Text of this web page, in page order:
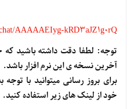
AAAAAEIyg-kRD3aJZ1g0rQ
توجه: لطفا دقت داشته باشید که
آخرین نسخه ی این نرم افزار باشد.
برای بروز رسانی میتوانید با
خود از لینک های زیر استفاده کنید.